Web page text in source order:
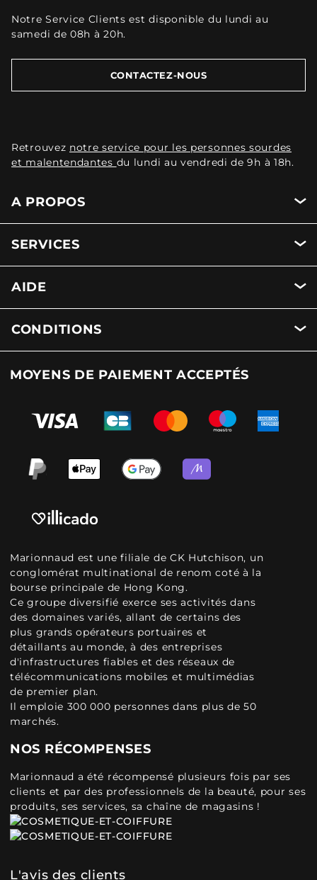
Notre Service Clients est disponible du lundi au
samedi de 08h à 20h.
CONTACTEZ-NOUS
Retrouvez notre service pour les personnes sourdes
et malentendantes du lundi au vendredi de 9h à 18h.
A PROPOS
SERVICES
AIDE
CONDITIONS
MOYENS DE PAIEMENT ACCEPTÉS
Marionnaud est une filiale de CK Hutchison, un
conglomérat multinational de renom coté à la
bourse principale de Hong Kong.
Ce groupe diversifié exerce ses activités dans
des domaines variés, allant de certains des
plus grands opérateurs portuaires et
détaillants au monde, à des entreprises
d'infrastructures fiables et des réseaux de
télécommunications mobiles et multimédias
de premier plan.
Il emploie 300 000 personnes dans plus de 50
marchés.
NOS RÉCOMPENSES
Marionnaud a été récompensé plusieurs fois par ses
clients et par des professionnels de la beauté, pour ses
produits, ses services, sa chaîne de magasins !
L'avis des clients